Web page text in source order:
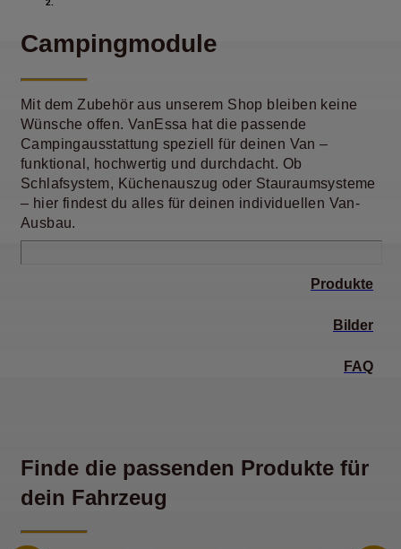
Campingmodule
Mit dem Zubehör aus unserem Shop bleiben keine
Wünsche offen. VanEssa hat die passende
Campingausstattung speziell für deinen Van –
funktional, hochwertig und durchdacht. Ob
Schlafsystem, Küchenauszug oder Stauraumsysteme
– hier findest du alles für deinen individuellen Van-
Ausbau.
Produkte
Bilder
FAQ
Finde die passenden Produkte für
dein Fahrzeug